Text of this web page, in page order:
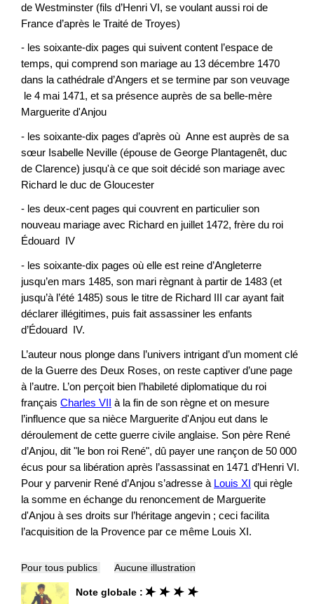
de Westminster (fils d’Henri VI, se voulant aussi roi de
France d’après le Traité de Troyes)
- les soixante-dix pages qui suivent content l’espace de
temps, qui comprend son mariage au 13 décembre 1470
dans la cathédrale d’Angers et se termine par son veuvage
le 4 mai 1471, et sa présence auprès de sa belle-mère
Marguerite d'Anjou
- les soixante-dix pages d’après où Anne est auprès de sa
sœur Isabelle Neville (épouse de George Plantagenêt, duc
de Clarence) jusqu'à ce que soit décidé son mariage avec
Richard le duc de Gloucester
- les deux-cent pages qui couvrent en particulier son
nouveau mariage avec Richard en juillet 1472, frère du roi
Édouard IV
- les soixante-dix pages où elle est reine d’Angleterre
jusqu’en mars 1485, son mari règnant à partir de 1483 (et
jusqu’à l’été 1485) sous le titre de Richard III car ayant fait
déclarer illégitimes, puis fait assassiner les enfants
d’Édouard IV.
L’auteur nous plonge dans l’univers intrigant d’un moment clé
de la Guerre des Deux Roses, on reste captiver d’une page
à l’autre. L’on perçoit bien l’habileté diplomatique du roi
français Charles VII à la fin de son règne et on mesure
l’influence que sa nièce Marguerite d'Anjou eut dans le
déroulement de cette guerre civile anglaise. Son père René
d’Anjou, dit "le bon roi René", dû payer une rançon de 50 000
écus pour sa libération après l’assassinat en 1471 d’Henri VI.
Pour y parvenir René d’Anjou s’adresse à Louis XI qui règle
la somme en échange du renoncement de Marguerite
d'Anjou à ses droits sur l’héritage angevin ; ceci facilita
l’acquisition de la Provence par ce même Louis XI.
Pour tous publics Aucune illustration
Note globale :